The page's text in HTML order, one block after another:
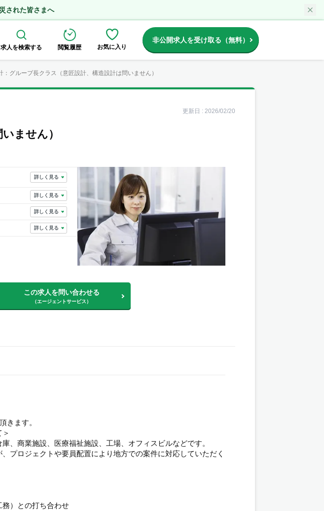
された皆さまへ
求人を検索する
閲覧履歴 お気に入り
非公開求人を受け取る（無料）
：グループ長クラス（意匠設計、構造設計は問いません）
更新日 : 2026/02/20
ません）
詳しく見る
詳しく見る
詳しく見る
詳しく見る
この求人を問い合わせる
（エージェントサービス）
きます。
、商業施設、医療福祉施設、工場、オフィスビルなどです。
、プロジェクトや要員配置により地方での案件に対応していただく
務）との打ち合わせ